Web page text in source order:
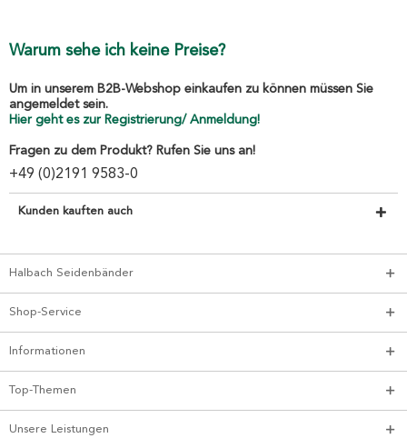
Warum sehe ich keine Preise?
Um in unserem B2B-Webshop einkaufen zu können müssen Sie
angemeldet sein.
Hier geht es zur Registrierung/ Anmeldung!
Fragen zu dem Produkt? Rufen Sie uns an!
+49 (0)2191 9583-0
Kunden kauften auch
Halbach Seidenbänder
Shop-Service
Informationen
Top-Themen
Unsere Leistungen